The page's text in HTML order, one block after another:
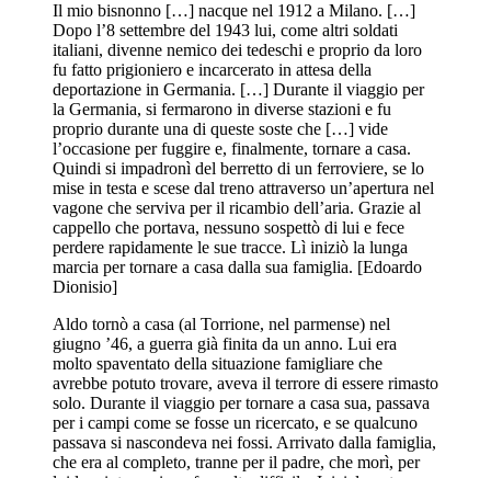
Il mio bisnonno […] nacque nel 1912 a Milano. […]
Dopo l’8 settembre del 1943 lui, come altri soldati
italiani, divenne nemico dei tedeschi e proprio da loro
fu fatto prigioniero e incarcerato in attesa della
deportazione in Germania. […] Durante il viaggio per
la Germania, si fermarono in diverse stazioni e fu
proprio durante una di queste soste che […] vide
l’occasione per fuggire e, finalmente, tornare a casa.
Quindi si impadronì del berretto di un ferroviere, se lo
mise in testa e scese dal treno attraverso un’apertura nel
vagone che serviva per il ricambio dell’aria. Grazie al
cappello che portava, nessuno sospettò di lui e fece
perdere rapidamente le sue tracce. Lì iniziò la lunga
marcia per tornare a casa dalla sua famiglia. [Edoardo
Dionisio]
Aldo tornò a casa (al Torrione, nel parmense) nel
giugno ’46, a guerra già finita da un anno. Lui era
molto spaventato della situazione famigliare che
avrebbe potuto trovare, aveva il terrore di essere rimasto
solo. Durante il viaggio per tornare a casa sua, passava
per i campi come se fosse un ricercato, e se qualcuno
passava si nascondeva nei fossi. Arrivato dalla famiglia,
che era al completo, tranne per il padre, che morì, per